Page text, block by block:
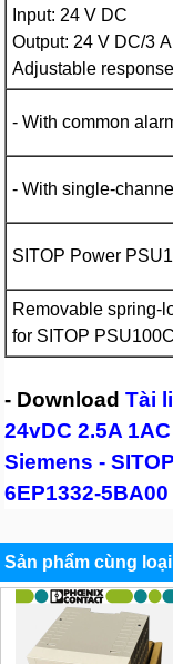
Input: 24 V DC
Output: 24 V DC/3
Adjustable
- With common
- With single-
SITOP Power
Removable spring-
for SITOP PSU100C
- DownloadTài
24vDC 2.5A
Siemens -
6EP1332-5BA00
Sản phẩm cùng loại